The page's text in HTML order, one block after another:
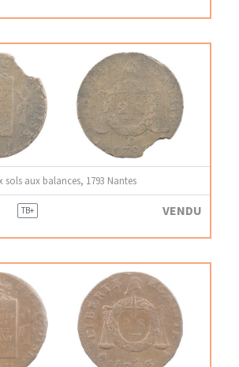
aux balances, 1793 Nantes
TB+ VENDU